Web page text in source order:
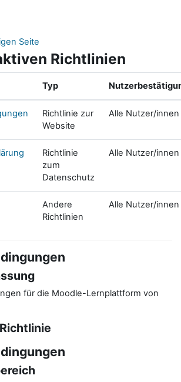
Seite
Richtlinien
Typ
Richtlinie zur
Website
Alle Nutzer/innen
Richtlinie
zum
Datenschutz
Alle Nutzer/innen
Andere
Richtlinien
Alle Nutzer/innen
für die Moodle-Lernplattform von